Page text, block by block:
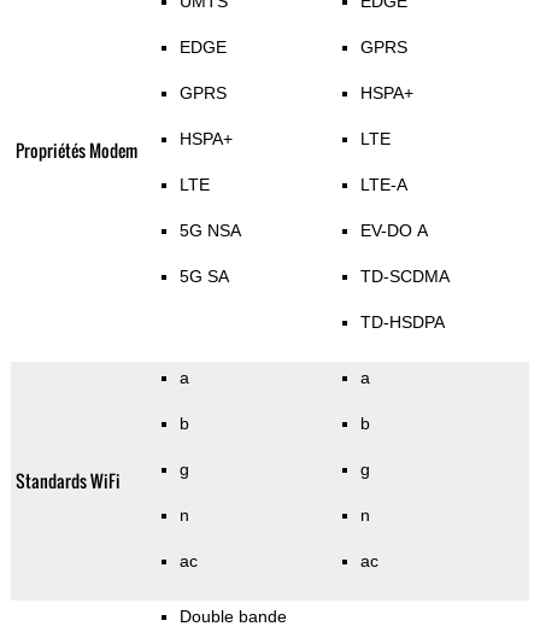
Propriétés Modem
EDGE
GPRS
HSPA+
LTE
5G NSA
5G SA
GPRS
HSPA+
LTE
LTE-A
EV-DO A
TD-SCDMA
TD-HSDPA
Standards WiFi
a
b
g
n
ac
a
b
g
n
ac
Double bande